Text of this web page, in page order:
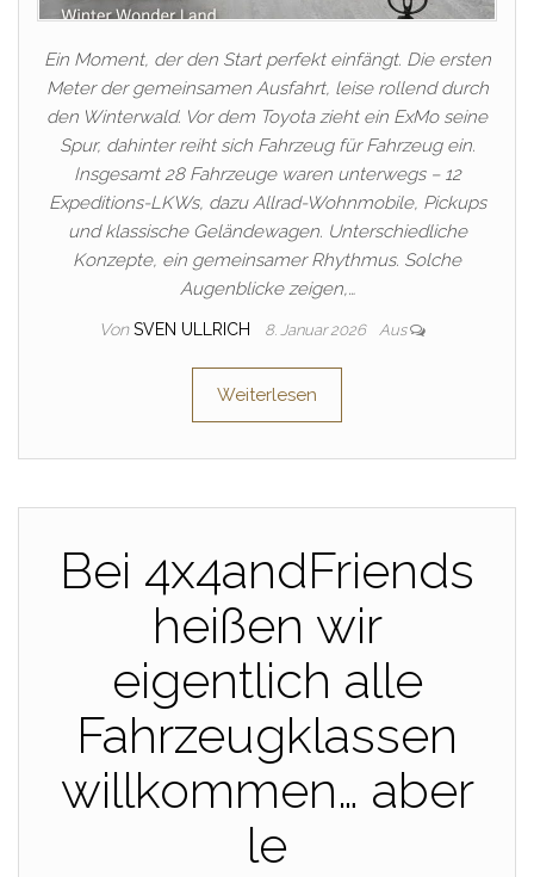
Ein Moment, der den Start perfekt einfängt. Die ersten
Meter der gemeinsamen Ausfahrt, leise rollend durch
den Winterwald. Vor dem Toyota zieht ein ExMo seine
Spur, dahinter reiht sich Fahrzeug für Fahrzeug ein.
Insgesamt 28 Fahrzeuge waren unterwegs – 12
Expeditions-LKWs, dazu Allrad-Wohnmobile, Pickups
und klassische Geländewagen. Unterschiedliche
Konzepte, ein gemeinsamer Rhythmus. Solche
Augenblicke zeigen,…
Von SVEN ULLRICH 8. Januar 2026 Aus
Weiterlesen
Bei 4x4andFriends
heißen wir
eigentlich alle
Fahrzeugklassen
willkommen… aber
le